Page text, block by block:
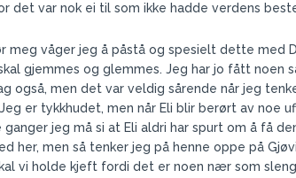
det var nok ei til som ikke hadde verdens
meg våger jeg å påstå og spesielt dette med
gjemmes og glemmes. Jeg har jo fått noen
også, men det var veldig sårende når jeg
er tykkhudet, men når Eli blir berørt av noe
jeg må si at Eli aldri har spurt om å få
her, men så tenker jeg på henne oppe på
vi holde kjeft fordi det er noen nær som